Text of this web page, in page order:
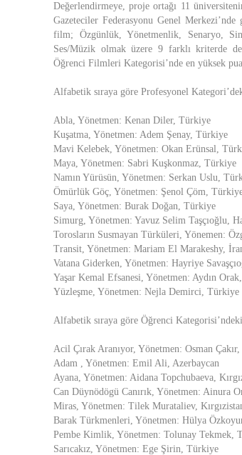
Değerlendirmeye, proje ortağı 11
Gazeteciler Federasyonu Genel
film; Özgünlük, Yönetmenlik, Senaryo,
Ses/Müzik olmak üzere 9 farklı kriterde
Öğrenci Filmleri Kategorisi’nde en yüksek
Alfabetik sıraya göre Profesyonel
Abla, Yönetmen: Kenan Diler, Türkiye
Kuşatma, Yönetmen: Adem Şenay, Türkiye
Mavi Kelebek, Yönetmen: Okan Erünsal,
Maya, Yönetmen: Sabri Kuşkonmaz, Türkiye
Namın Yürüsün, Yönetmen: Serkan Uslu,
Ömürlük Göç, Yönetmen: Şenol Çöm,
Saya, Yönetmen: Burak Doğan, Türkiye
Simurg, Yönetmen: Yavuz Selim Taşçıoğlu,
Torosların Susmayan Türküleri, Yönemen:
Transit, Yönetmen: Mariam El Marakeshy,
Vatana Giderken, Yönetmen: Hayriye
Yaşar Kemal Efsanesi, Yönetmen: Aydın
Yüzleşme, Yönetmen: Nejla Demirci, Türkiye
Alfabetik sıraya göre Öğrenci
Acil Çırak Aranıyor, Yönetmen: Osman
Adam , Yönetmen: Emil Ali, Azerbaycan
Ayana, Yönetmen: Aidana Topchubaeva,
Can Düynödögü Canırık, Yönetmen: Ainura
Miras, Yönetmen: Tilek Murataliev,
Barak Türkmenleri, Yönetmen: Hülya
Pembe Kimlik, Yönetmen: Tolunay Tekmek,
Sarıcakız, Yönetmen: Ege Şirin, Türkiye